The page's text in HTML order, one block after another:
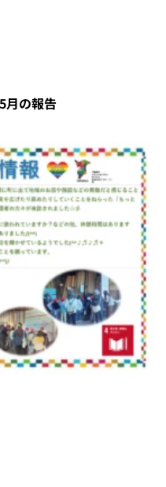
月の報告